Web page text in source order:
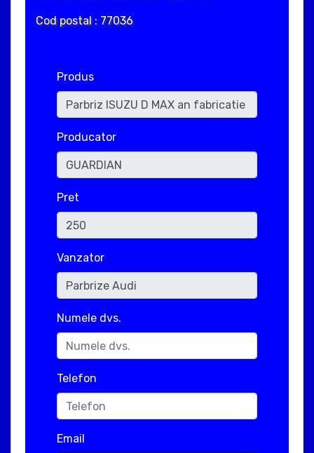
Cod postal : 77036
Produs
Producator
Pret
Vanzator
Numele dvs.
Telefon
Email